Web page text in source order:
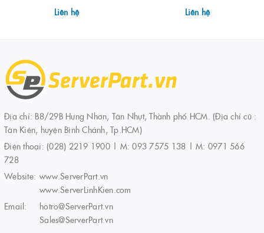
Liên hệ Liên hệ
Địa chỉ: B8/29B Hưng Nhơn, Tân Nhựt, Thành phố HCM. (Địa chỉ cũ :
Tân Kiên, huyện Bình Chánh, Tp.HCM)
Điện thoại: (028) 2219 1900 | M: 093 7575 138 | M: 0971 566
728
Website: www.ServerPart.vn
www.ServerLinhKien.com
Email:
hotro@ServerPart.vn
Sales@ServerPart.vn